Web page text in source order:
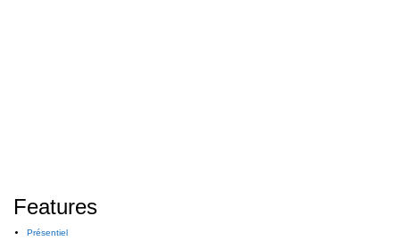
Features
Présentiel